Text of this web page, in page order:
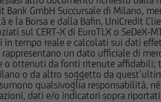
Bank GmbH Succursale di Milano,
e la Borsa e dalla Bafin. UniCredit
sul CERT-X di EuroTLX o
in tempo reale e calcolati sui dati
un dato ufficiale di
o ottenuti da fonti ritenute affidabili;
o da altro soggetto da
qualsivoglia responsabilità,
dati e/o indicatori sopra
autonomamente
UniCredit Bank -
in conflitto di
documenti pubblicati
strumenti finanziari di
potrebbero assumere